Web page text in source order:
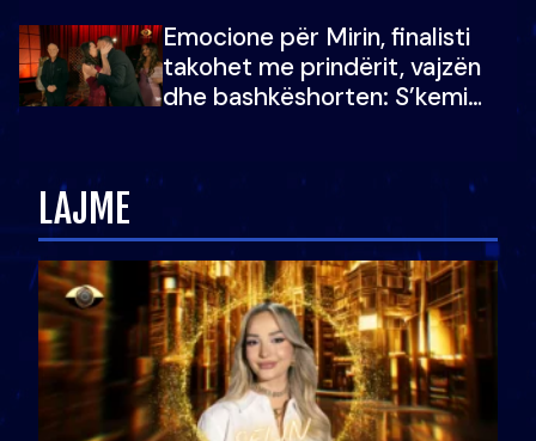
çmimin e madh
Emocione për Mirin, finalisti
takohet me prindërit, vajzën
dhe bashkëshorten: S’kemi
LAJME